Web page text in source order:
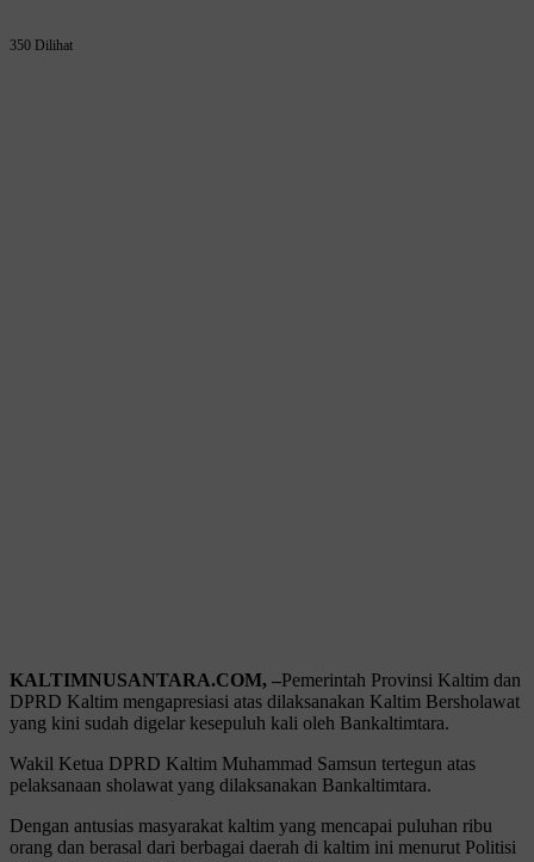
350 Dilihat
KALTIMNUSANTARA.COM, –Pemerintah Provinsi Kaltim dan
DPRD Kaltim mengapresiasi atas dilaksanakan Kaltim Bersholawat
yang kini sudah digelar kesepuluh kali oleh Bankaltimtara.
Wakil Ketua DPRD Kaltim Muhammad Samsun tertegun atas
pelaksanaan sholawat yang dilaksanakan Bankaltimtara.
Dengan antusias masyarakat kaltim yang mencapai puluhan ribu
orang dan berasal dari berbagai daerah di kaltim ini menurut Politisi